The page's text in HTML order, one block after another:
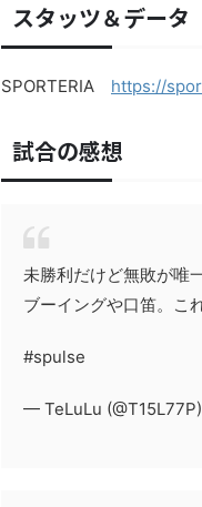
スタッツ＆データ
SPORTERIA https://
試合の感想
未勝利だけど無敗が唯
ブーイングや口笛。こ
#spulse
— TeLuLu (@T15L77P)